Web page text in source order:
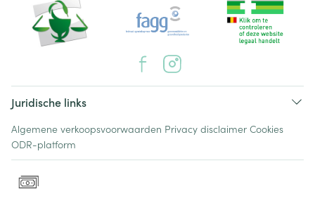
Juridische links
Algemene verkoopsvoorwaarden Privacy disclaimer Cookies
ODR-platform